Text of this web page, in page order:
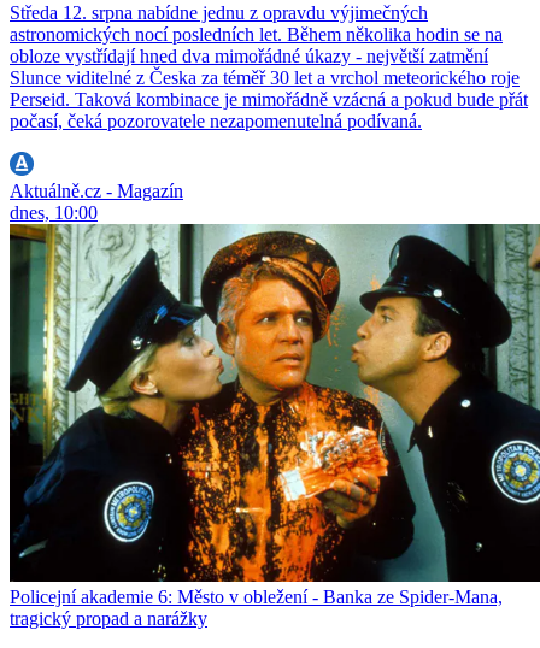
Středa 12. srpna nabídne jednu z opravdu výjimečných
astronomických nocí posledních let. Během několika hodin se na
obloze vystřídají hned dva mimořádné úkazy - největší zatmění
Slunce viditelné z Česka za téměř 30 let a vrchol meteorického roje
Perseid. Taková kombinace je mimořádně vzácná a pokud bude přát
počasí, čeká pozorovatele nezapomenutelná podívaná.
Aktuálně.cz - Magazín
dnes, 10:00
Policejní akademie 6: Město v obležení - Banka ze Spider-Mana,
tragický propad a narážky